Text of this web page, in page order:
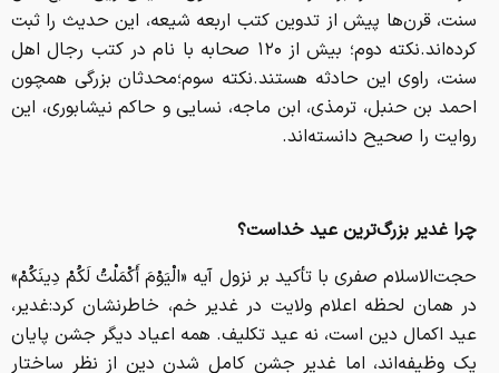
سنت، قرن‌ها پیش از تدوین کتب اربعه شیعه، این حدیث را ثبت
کرده‌اند.نکته دوم؛ بیش از ۱۲۰ صحابه با نام در کتب رجال اهل
سنت، راوی این حادثه هستند.نکته سوم؛محدثان بزرگی همچون
احمد بن حنبل، ترمذی، ابن ماجه، نسایی و حاکم نیشابوری، این
روایت را صحیح دانسته‌اند.
چرا غدیر بزرگ‌ترین عید خداست؟
حجت‌الاسلام صفری با تأکید بر نزول آیه «الْیَوْمَ أَکْمَلْتُ لَکُمْ دِینَکُمْ»
در همان لحظه اعلام ولایت در غدیر خم، خاطرنشان کرد:غدیر،
عید اکمال دین است، نه عید تکلیف. همه اعیاد دیگر جشن پایان
یک وظیفه‌اند، اما غدیر جشن کامل شدن دین از نظر ساختار